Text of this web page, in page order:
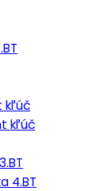
kľúč
kľúč
4.BT